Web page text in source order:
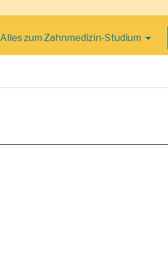
Alles zum Zahnmedizin-Studium